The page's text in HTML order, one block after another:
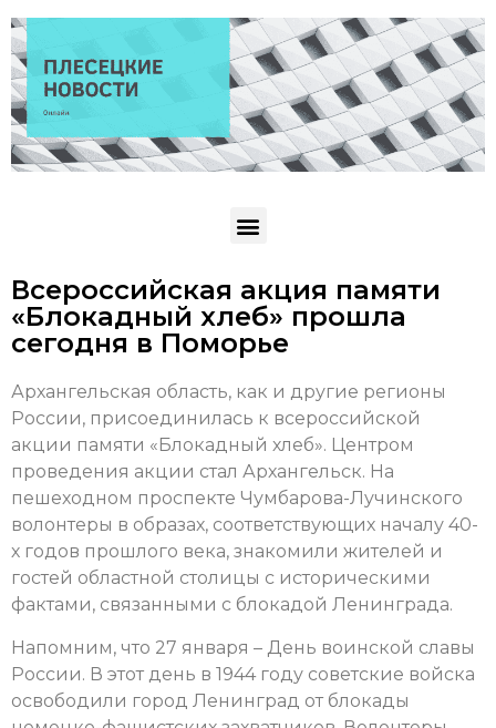
Всероссийская акция памяти
«Блокадный хлеб» прошла
сегодня в Поморье
Архангельская область, как и другие регионы
России, присоединилась к всероссийской
акции памяти «Блокадный хлеб». Центром
проведения акции стал Архангельск. На
пешеходном проспекте Чумбарова-Лучинского
волонтеры в образах, соответствующих началу 40-
х годов прошлого века, знакомили жителей и
гостей областной столицы с историческими
фактами, связанными с блокадой Ленинграда.
Напомним, что 27 января – День воинской славы
России. В этот день в 1944 году советские войска
освободили город Ленинград от блокады